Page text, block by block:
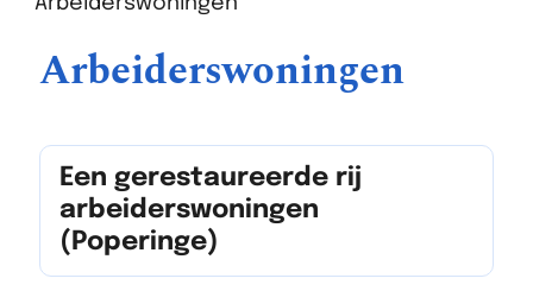
Arbeiderswoningen
Een gerestaureerde rij
Een gerestaureerde rij
arbeiderswoningen
(Poperinge)